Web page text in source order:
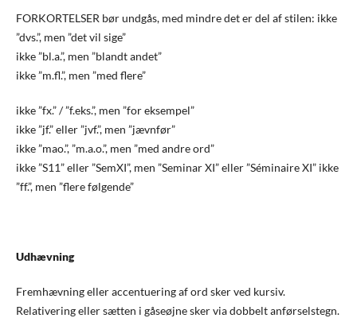
FORKORTELSER bør undgås, med mindre det er del af stilen: ikke
”dvs.”, men ”det vil sige”
ikke ”bl.a.”, men ”blandt andet”
ikke ”m.fl.”, men ”med flere”
ikke ”fx.” / ”f.eks.”, men ”for eksempel”
ikke ”jf.” eller ”jvf.”, men ”jævnfør”
ikke ”mao.”, ”m.a.o.”, men ”med andre ord”
ikke ”S11” eller ”SemXI”, men ”Seminar XI” eller ”Séminaire XI” ikke
”ff.”, men ”flere følgende”
Udhævning
Fremhævning eller accentuering af ord sker ved kursiv.
Relativering eller sætten i gåseøjne sker via dobbelt anførselstegn.